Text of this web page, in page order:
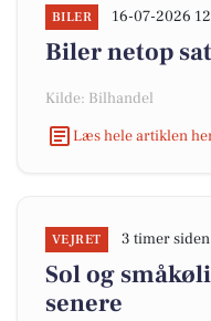
BILER 16-07-2026
Biler netop
Kilde: Bilhandel
Læs hele artiklen
VEJRET 3 timer siden
Sol og
senere